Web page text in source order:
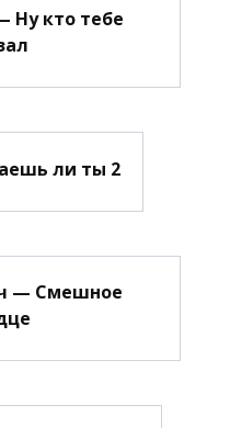
Ну кто тебе
ли ты 2
— Смешное